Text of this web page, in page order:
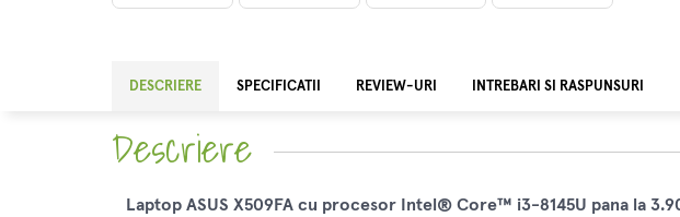
DESCRIERE SPECIFICATII REVIEW-URI INTREBARI SI RASPUNSURI
Descriere
Laptop ASUS X509FA cu procesor Intel® Core™ i3-8145U pana la